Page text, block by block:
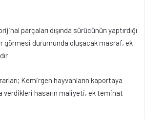
parçaları dışında sürücünün yaptırdığı
görmesi durumunda oluşacak masraf, ek
Kemirgen hayvanların kaportaya
verdikleri hasarın maliyeti, ek teminat